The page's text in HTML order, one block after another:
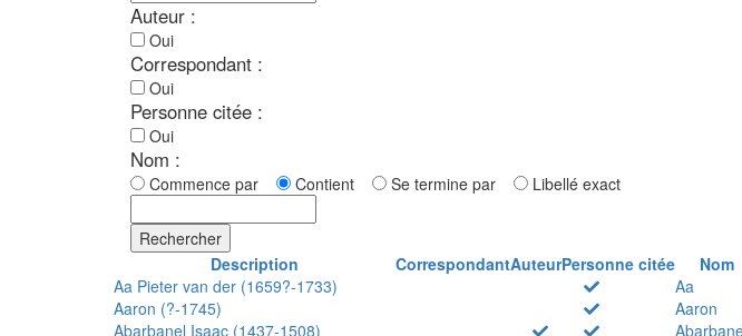
Auteur :
Oui
Correspondant :
Oui
Personne citée :
Oui
Nom :
Commence par Contient Se termine par Libellé exact
Rechercher
Description
CorrespondantAuteurPersonne citée Nom
Aa Pieter van der (1659?-1733)
Aa
Aaron (?-1745)
Aaron
Abarbanel Isaac (1437-1508)